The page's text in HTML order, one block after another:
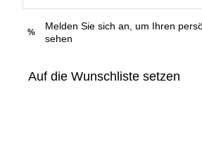
%
Melden Sie sich an, um Ihren
sehen
Auf die Wunschliste setzen